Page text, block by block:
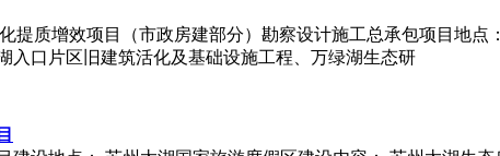
提质增效项目（市政房建部分）勘察设计施工总承包项目地
入口片区旧建筑活化及基础设施工程、万绿湖生态研